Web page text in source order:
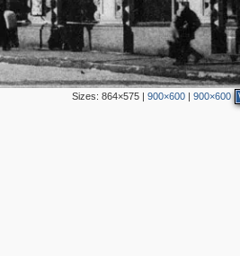
Sizes: 864×575| 900×600| 900×600